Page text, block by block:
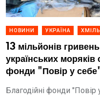
НОВИНИ УКРАЇНА
13 мільйонів
українських моряків
фонди "Повір у
Благодійні фонди "Повір